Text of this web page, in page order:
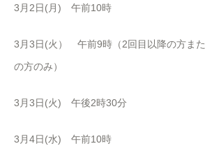
3月2日(月) 午前10時
3月3日(火） 午前9時（2回目以降の方ま
の方のみ）
3月3日(火) 午後2時30分
3月4日(水) 午前10時